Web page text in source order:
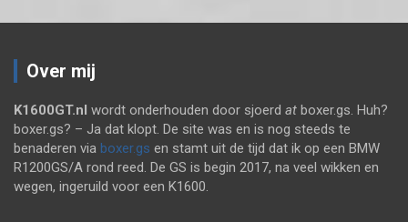
Over mij
K1600GT.nl wordt onderhouden door sjoerd at boxer.gs. Huh?
boxer.gs? – Ja dat klopt. De site was en is nog steeds te
benaderen via boxer.gs en stamt uit de tijd dat ik op een BMW
R1200GS/A rond reed. De GS is begin 2017, na veel wikken en
wegen, ingeruild voor een K1600.